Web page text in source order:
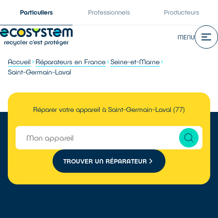
Particuliers Professionnels Producteurs
MENU
Accueil Réparateurs en France Seine-et-Marne
Saint-Germain-Laval
Réparer votre appareil à Saint-Germain-Laval (77)
TROUVER UN RÉPARATEUR